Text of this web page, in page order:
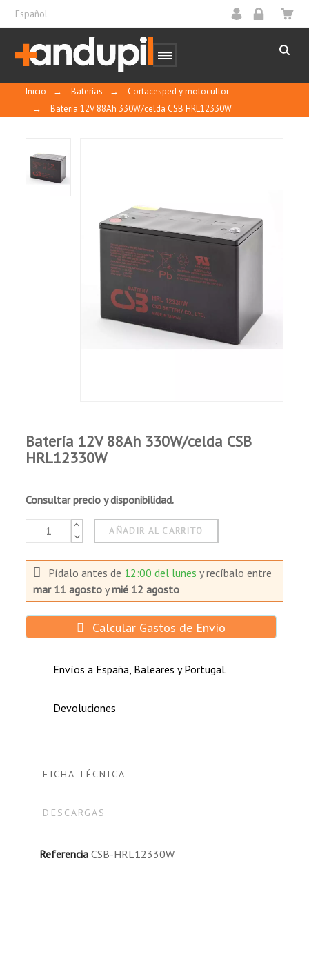
Español
Inicio → Baterías →
Cortacesped y motocultor
→
Batería 12V 88Ah 330W/celda CSB HRL12330W
Batería 12V 88Ah 330W/celda CSB
HRL12330W
Consultar precio y disponibilidad.
AÑADIR AL CARRITO
Pídalo antes de 12:00 del lunesy recíbaloentre
mar 11 agosto ymié 12 agosto
Calcular Gastos de Envío
Envíos a España, Baleares y Portugal.
Devoluciones
FICHA TÉCNICA
DESCARGAS
Referencia CSB-HRL12330W
HRL12330W